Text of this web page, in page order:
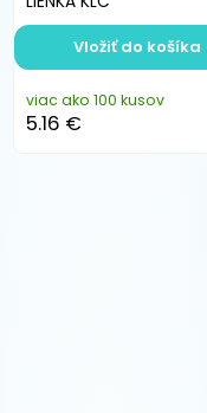
viac ako 100 kusov
5.16 €
Vložiť do košíka